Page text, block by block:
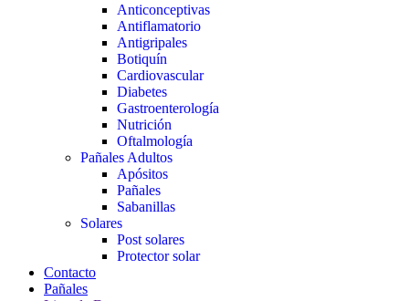
Anticonceptivas
Antiflamatorio
Antigripales
Botiquín
Cardiovascular
Diabetes
Gastroenterología
Nutrición
Oftalmología
Pañales Adultos
Apósitos
Pañales
Sabanillas
Solares
Post solares
Protector solar
Contacto
Pañales